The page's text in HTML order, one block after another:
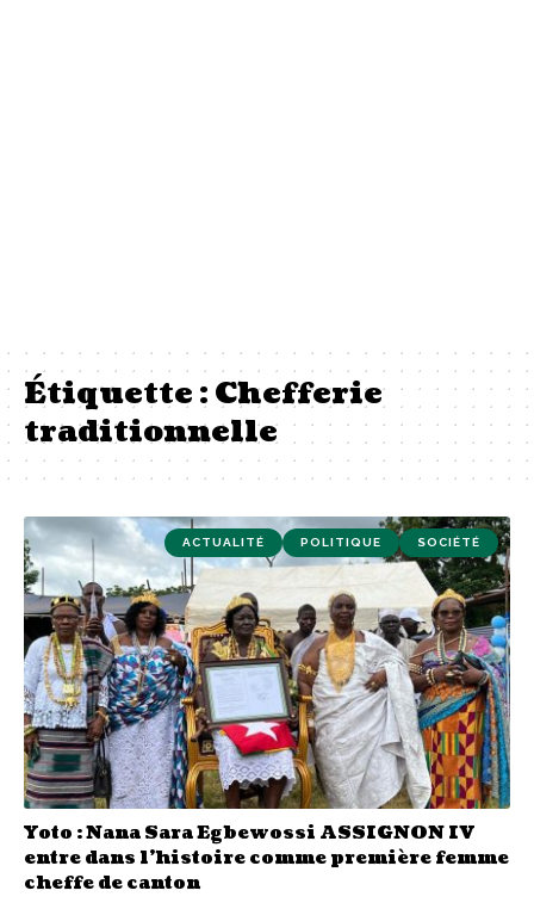
Étiquette :Chefferie
traditionnelle
ACTUALITÉ POLITIQUE SOCIÉTÉ
Yoto : Nana Sara Egbewossi ASSIGNON IV
entre dans l’histoire comme première femme
cheffe de canton